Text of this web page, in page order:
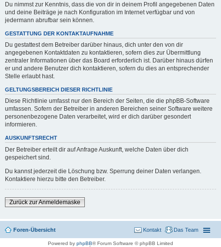
Du nimmst zur Kenntnis, dass die von dir in deinem Profil angegebenen Daten
und deine Beiträge je nach Konfiguration im Internet verfügbar und von
jedermann abrufbar sein können.
GESTATTUNG DER KONTAKTAUFNAHME
Du gestattest dem Betreiber darüber hinaus, dich unter den von dir
angegebenen Kontaktdaten zu kontaktieren, sofern dies zur Übermittlung
zentraler Informationen über das Board erforderlich ist. Darüber hinaus dürfen
er und andere Benutzer dich kontaktieren, sofern du dies an entsprechender
Stelle erlaubt hast.
GELTUNGSBEREICH DIESER RICHTLINIE
Diese Richtlinie umfasst nur den Bereich der Seiten, die die phpBB-Software
umfassen. Sofern der Betreiber in anderen Bereichen seiner Software weitere
personenbezogene Daten verarbeitet, wird er dich darüber gesondert
informieren.
AUSKUNFTSRECHT
Der Betreiber erteilt dir auf Anfrage Auskunft, welche Daten über dich
gespeichert sind.
Du kannst jederzeit die Löschung bzw. Sperrung deiner Daten verlangen.
Kontaktiere hierzu bitte den Betreiber.
Zurück zur Anmeldemaske
Foren-Übersicht Das Team
Kontakt
Powered by phpBB® Forum Software © phpBB Limited